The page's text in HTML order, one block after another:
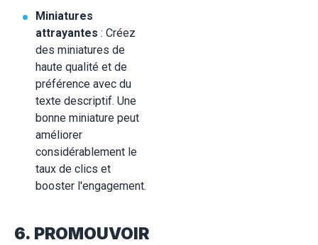
Miniatures
attrayantes : Créez
des miniatures de
haute qualité et de
préférence avec du
texte descriptif. Une
bonne miniature peut
améliorer
considérablement le
taux de clics et
booster l'engagement.
6. PROMOUVOIR